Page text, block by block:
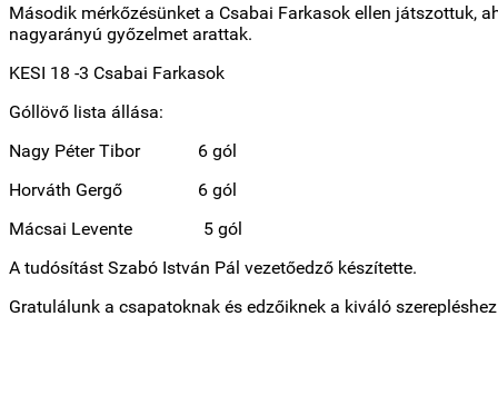
Második mérkőzésünket a Csabai Farkasok ellen játszottuk,
nagyarányú győzelmet arattak.
KESI 18 -3 Csabai Farkasok
Góllövő lista állása:
Nagy Péter Tibor 6 gól
Horváth Gergő 6 gól
Mácsai Levente 5 gól
A tudósítást Szabó István Pál vezetőedző készítette.
Gratulálunk a csapatoknak és edzőiknek a kiváló szerepléshez